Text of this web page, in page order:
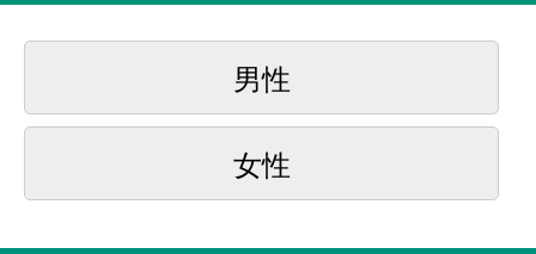
男性
女性